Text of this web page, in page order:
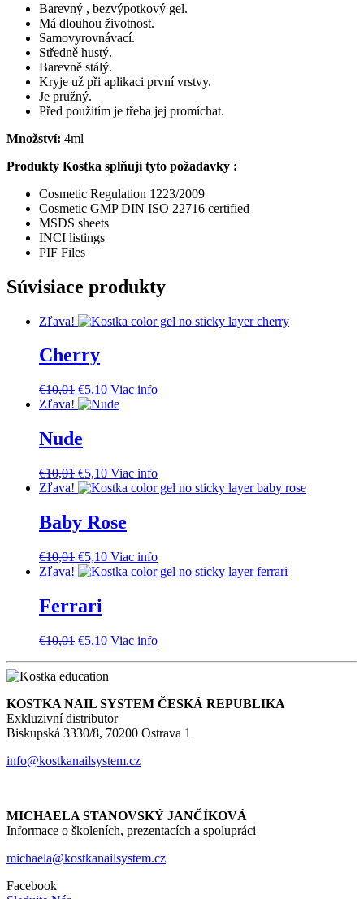
Barevný , bezvýpotkový gel.
Má dlouhou životnost.
Samovyrovnávací.
Středně hustý.
Barevně stálý.
Kryje už při aplikaci první vrstvy.
Je pružný.
Před použitím je třeba jej promíchat.
Množství: 4ml
Produkty Kostka splňují tyto požadavky :
Cosmetic Regulation 1223/2009
Cosmetic GMP DIN ISO 22716 certified
MSDS sheets
INCI listings
PIF Files
Súvisiace produkty
Zľava!
Cherry
€10,01 Pôvodná
cena
€5,10Aktuálna
cena
Viac info
Zľava!
Nude
€10,01 Pôvodná
cena
€10,01.
€5,10Aktuálna
cena
Viac info
Zľava!
Baby Rose
€10,01 Pôvodná
cena
€10,01.
€5,10Aktuálna
cena
Viac info
Zľava!
Ferrari
€10,01 Pôvodná
bola:
€10,01.
€5,10Aktuálna
€5,10.
Viac info
KOSTKA NAIL SYSTEM ČESKÁ REPUBLIKA
Exkluzivní distributor
Biskupská 3330/8, 70200 Ostrava 1
info@kostkanailsystem.cz
MICHAELA STANOVSKÝ JANČÍKOVÁ
Informace o školeních, prezentacích a spolupráci
michaela@kostkanailsystem.cz
Facebook